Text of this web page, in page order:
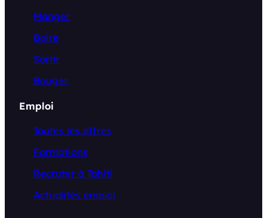
Manger
Boire
Sortir
Bouger
Emploi
Toutes les offres
Formations
Recruter à Tahiti
Actualités emploi